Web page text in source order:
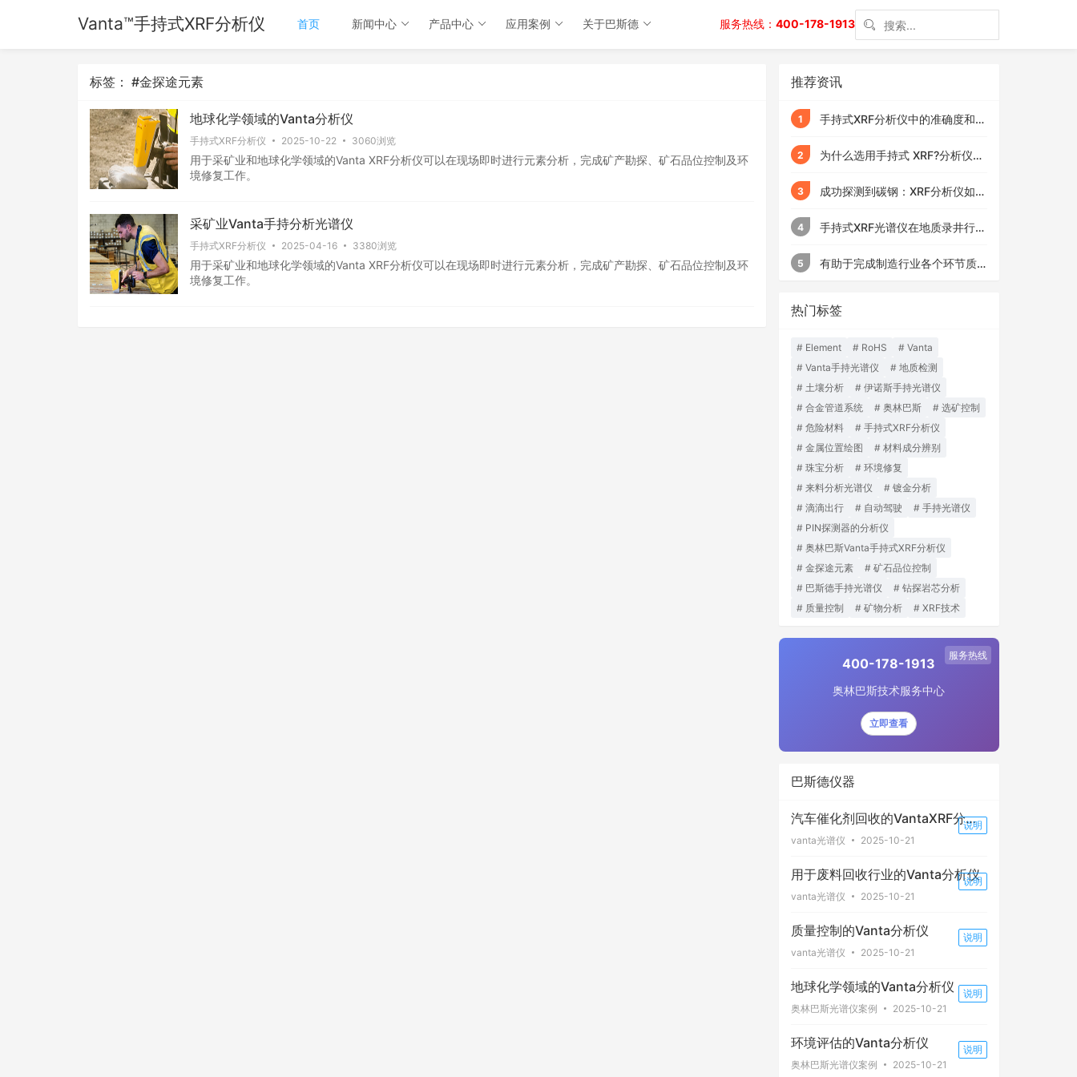
Vanta™手持式XRF分析仪 首页 新闻中心 产品中心 应用案例 关于巴斯德 服务热线： 400-178-1913
标签： #金探途元素
地球化学领域的Vanta分析仪
手持式XRF分析仪 2025-10-22 3060浏览
用于采矿业和地球化学领域的Vanta XRF分析仪可以在现场即时进行元素分析，完成矿产勘探、矿石品位控制及环
境修复工作。
采矿业Vanta手持分析光谱仪
手持式XRF分析仪 2025-04-16 3380浏览
用于采矿业和地球化学领域的Vanta XRF分析仪可以在现场即时进行元素分析，完成矿产勘探、矿石品位控制及环
境修复工作。
推荐资讯
1
手持式XRF分析仪中的准确度和精
2
为什么选用手持式 XRF?分析仪为
3
成功探测到碳钢：XRF分析仪如何
4
手持式XRF光谱仪在地质录井行业
5
有助于完成制造行业各个环节质
热门标签
Element RoHS
Vanta
Vanta手持光谱仪
地质检测
土壤分析
伊诺斯手持光谱仪
合金管道系统
奥林巴斯
选矿控制
危险材料
手持式XRF分析仪
金属位置绘图
材料成分辨别
珠宝分析
环境修复
来料分析光谱仪
镀金分析
滴滴出行
自动驾驶
手持光谱仪
PIN探测器的分析仪
奥林巴斯Vanta手持式XRF分析仪
金探途元素
矿石品位控制
巴斯德手持光谱仪
钻探岩芯分析
质量控制
矿物分析 XRF技术
服务热线
400-178-1913
奥林巴斯技术服务中心
立即查看
巴斯德仪器
汽车催化剂回收的VantaXRF分析
仪
vanta光谱仪 2025-10-21
说明
用于废料回收行业的Vanta分析仪
vanta光谱仪 2025-10-21
说明
质量控制的Vanta分析仪
vanta光谱仪 2025-10-21
说明
地球化学领域的Vanta分析仪
奥林巴斯光谱仪案例 2025-10-21
说明
环境评估的Vanta分析仪
奥林巴斯光谱仪案例 2025-10-21
说明